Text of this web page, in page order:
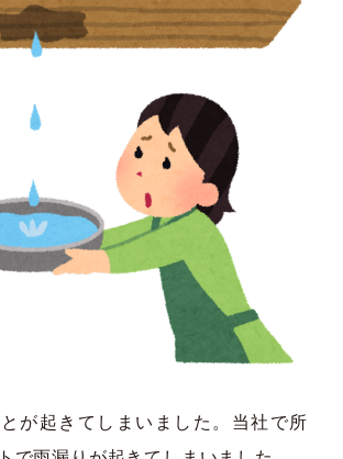
が起きてしまいました。当社で所